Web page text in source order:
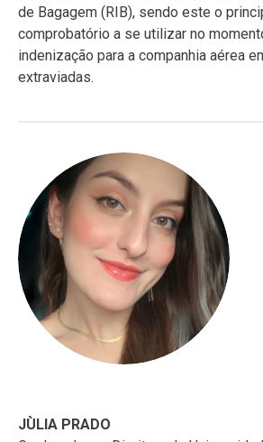
de Bagagem (RIB), sendo este o
comprobatório a se utilizar no
indenização para a companhia aérea
extraviadas.
JÙLIA PRADO